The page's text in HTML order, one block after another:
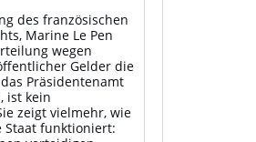
des französischen
Marine Le Pen
wegen
Gelder die
Präsidentenamt
ist kein
zeigt vielmehr, wie
funktioniert: